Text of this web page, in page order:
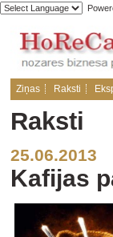
Ziņas Raksti
Raksti
25.06.2013
Kafijas